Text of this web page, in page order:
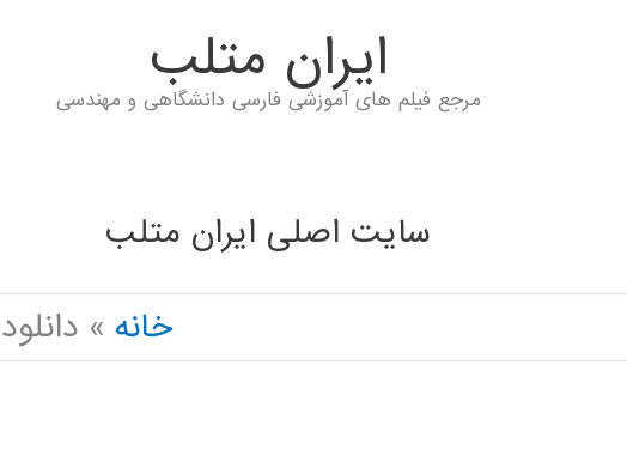
ايران متلب
مرجع فیلم های آموزشی فارسی دانشگاهی و مهندسی
سایت اصلی ایران متلب
خانه
دانلود NEURO FUZZY ANFIS IN PYTHON